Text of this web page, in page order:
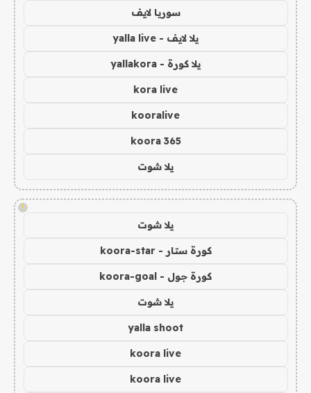
سوريا لايف
يلا لايف - yalla live
يلا كورة - yallakora
kora live
kooralive
koora 365
يلا شوت
!
يلا شوت
كورة ستار - koora-star
كورة جول - koora-goal
يلا شوت
yalla shoot
koora live
koora live